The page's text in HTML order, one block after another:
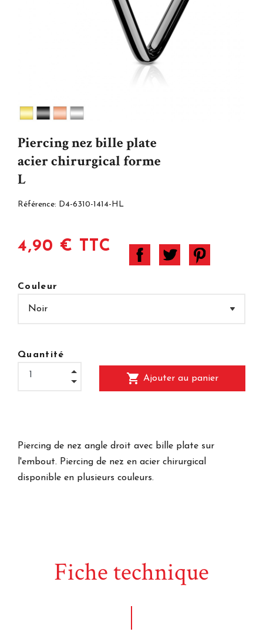
Piercing nez bille plate
acier chirurgical forme
L
Référence: D4-6310-1414-HL
4,90 € TTC
Couleur
Quantité
shopping_cart Ajouter au panier
Piercing de nez angle droit avec bille plate sur
l'embout. Piercing de nez en acier chirurgical
disponible en plusieurs couleurs.
Fiche technique